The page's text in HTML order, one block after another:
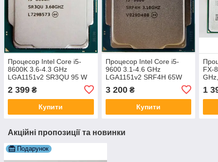
Процесор Intel Core i5-
8600K 3.6-4.3 GHz
LGA1151v2 SR3QU 95 W
Intel HD Graphics 630 бв
2 399 ₴
Купити
Процесор Intel Core i5-
9600 3.1-4.6 GHz
LGA1151v2 SRF4H 65W
3 200₴
Купити
FX-
1
Акційні пропозиції та новинки
Подарунок